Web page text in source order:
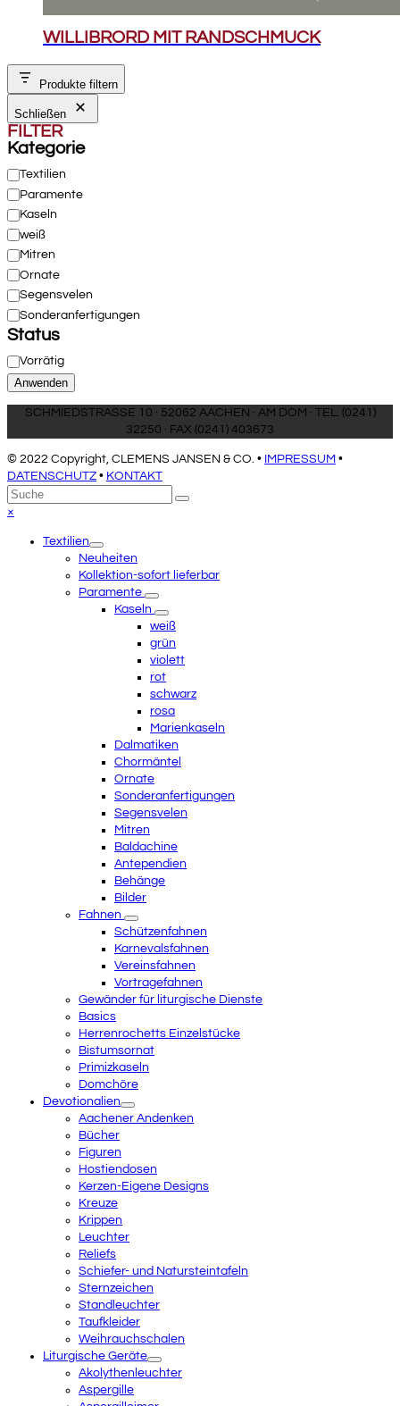
WILLIBRORD MIT RANDSCHMUCK
Produkte filtern
Schließen
FILTER
Kategorie
Kategorie
Textilien
Paramente
Kaseln
weiß
Mitren
Ornate
Segensvelen
Sonderanfertigungen
Status
Verfügbarkeit
Vorrätig
Anwenden
SCHMIEDSTRASSE 10 · 52062 AACHEN · AM DOM · TEL. (0241)
32250 · FAX (0241) 403673
© 2022 Copyright, CLEMENS JANSEN & CO. • IMPRESSUM •
DATENSCHUTZ • KONTAKT
An
den
scrollen
Suche
Senden
×
menuTextilien
Neuheiten
Kollektion-sofort lieferbar
Paramente
Kaseln
weiß
grün
violett
rot
schwarz
rosa
Marienkaseln
Dalmatiken
Chormäntel
Ornate
Sonderanfertigungen
Segensvelen
Mitren
Baldachine
Antependien
Behänge
Bilder
Fahnen
Schützenfahnen
Karnevalsfahnen
Vereinsfahnen
Vortragefahnen
Gewänder für liturgische Dienste
Basics
Herrenrochetts Einzelstücke
Bistumsornat
Primizkaseln
Domchöre
Devotionalien
Aachener Andenken
Bücher
Figuren
Hostiendosen
Kerzen-Eigene Designs
Kreuze
Krippen
Leuchter
Reliefs
Schiefer- und Natursteintafeln
Sternzeichen
Standleuchter
Taufkleider
Weihrauchschalen
Liturgische Geräte
Akolythenleuchter
Aspergille